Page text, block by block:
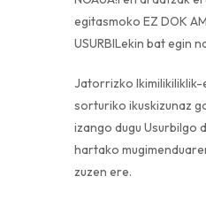
egitasmoko EZ DOK
USURBILekin bat egin
Jatorrizko
sorturiko ikuskizunaz
izango dugu Usurbilgo
hartako
zuzen ere.